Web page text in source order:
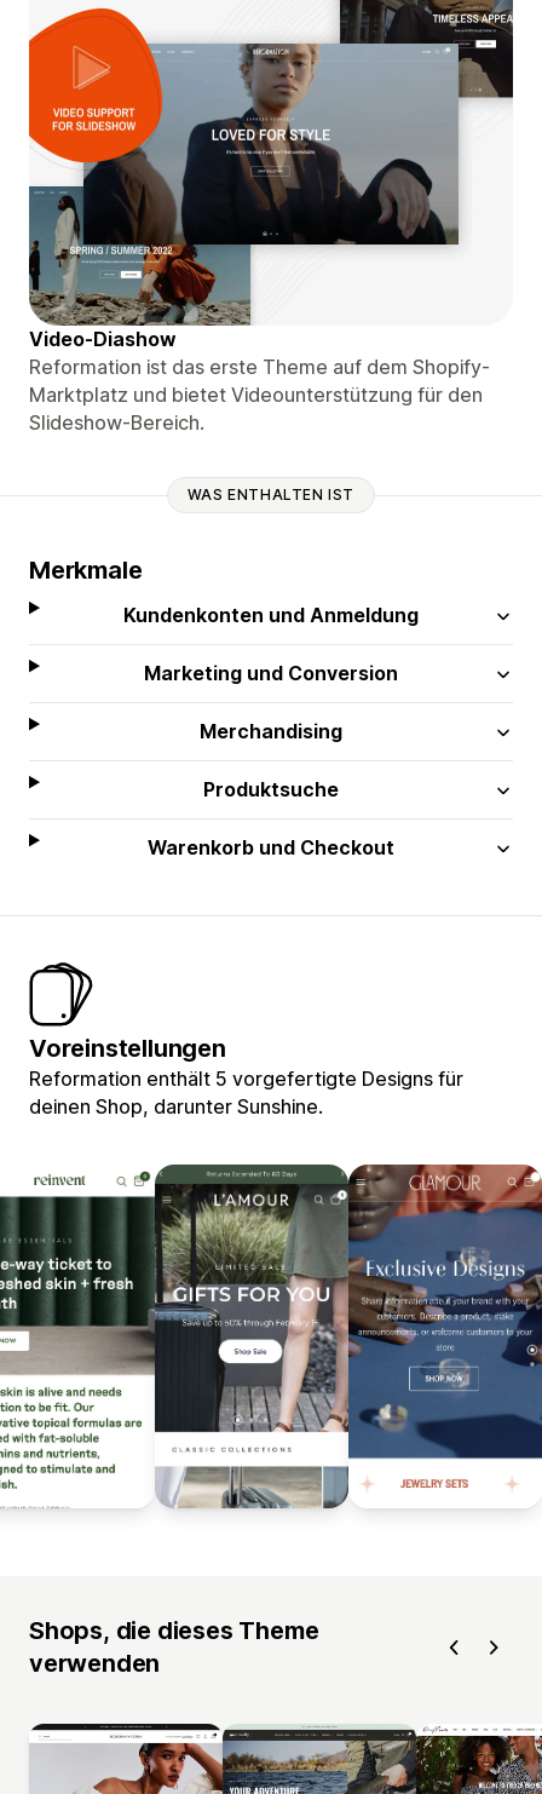
Video-Diashow
Reformation ist das erste Theme auf dem Shopify-
Marktplatz und bietet Videounterstützung für den
Slideshow-Bereich.
WAS ENTHALTEN IST
Merkmale
Kundenkonten und Anmeldung
Marketing und Conversion
Merchandising
Produktsuche
Warenkorb und Checkout
Voreinstellungen
Reformation enthält 5 vorgefertigte Designs für
deinen Shop, darunter Sunshine.
Shops, die dieses Theme
verwenden